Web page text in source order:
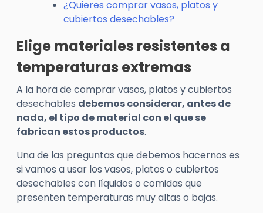
¿Quieres comprar vasos, platos y
cubiertos desechables?
Elige materiales resistentes a
temperaturas extremas
A la hora de comprar vasos, platos y cubiertos
desechables debemos considerar, antes de
nada, el tipo de material con el que se
fabrican estos productos.
Una de las preguntas que debemos hacernos es
si vamos a usar los vasos, platos o cubiertos
desechables con líquidos o comidas que
presenten temperaturas muy altas o bajas.